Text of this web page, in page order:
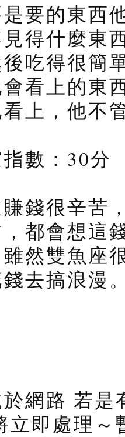
要的東西
得什麼東
吃得很簡
看上的東
上，他不
數：30分
錢很辛苦
都會想這
然雙魚座
去搞浪漫
網路 若
立即處理～